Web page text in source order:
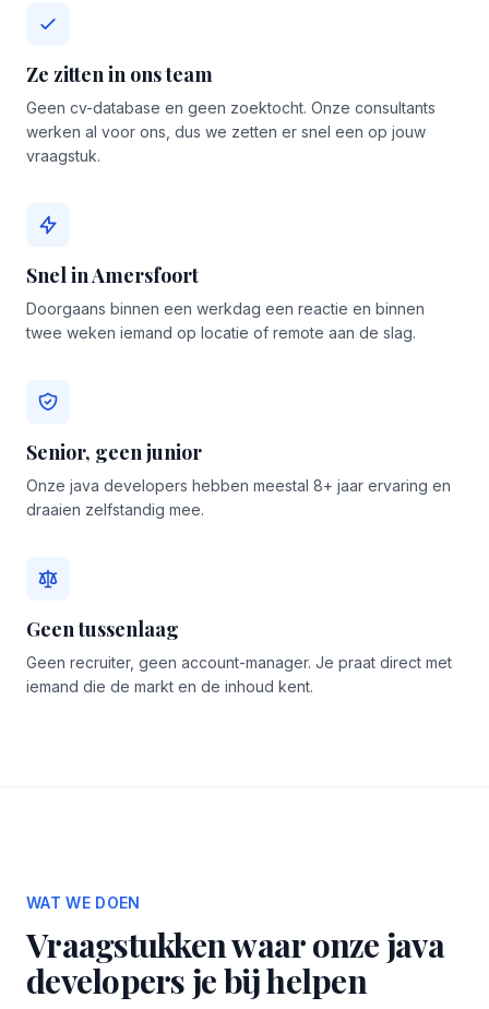
Ze zitten in ons team
Geen cv-database en geen zoektocht. Onze consultants
werken al voor ons, dus we zetten er snel een op jouw
vraagstuk.
Snel in Amersfoort
Doorgaans binnen een werkdag een reactie en binnen
twee weken iemand op locatie of remote aan de slag.
Senior, geen junior
Onze java developers hebben meestal 8+ jaar ervaring en
draaien zelfstandig mee.
Geen tussenlaag
Geen recruiter, geen account-manager. Je praat direct met
iemand die de markt en de inhoud kent.
WAT WE DOEN
Vraagstukken waar onze java
developers je bij helpen